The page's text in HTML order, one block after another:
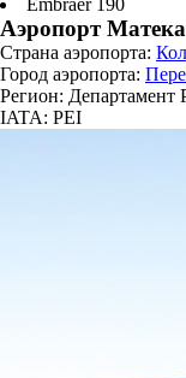
Аэропорт
Страна аэропорта:
Город аэропорта:
Регион: Департамент
IATA: PEI